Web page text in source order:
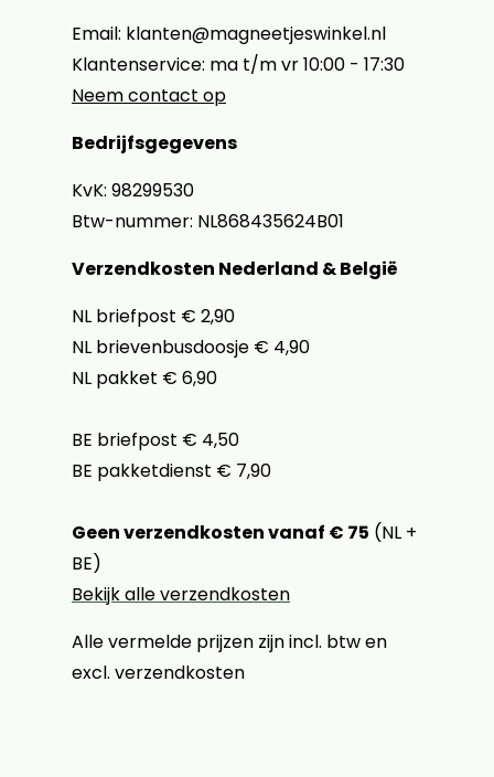
Email: klanten@magneetjeswinkel.nl
Klantenservice: ma t/m vr 10:00 - 17:30
Neem contact op
Bedrijfsgegevens
KvK: 98299530
Btw-nummer: NL868435624B01
Verzendkosten Nederland & België
NL briefpost € 2,90
NL brievenbusdoosje € 4,90
NL pakket € 6,90
BE briefpost € 4,50
BE pakketdienst € 7,90
Geen verzendkosten vanaf € 75 (NL +
BE)
Bekijk alle verzendkosten
Alle vermelde prijzen zijn incl. btw en
excl. verzendkosten